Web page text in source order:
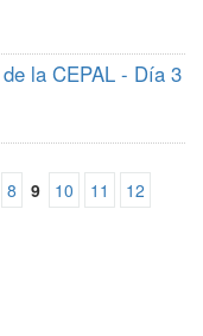
la CEPAL - Día 3
8 9 10 11
12